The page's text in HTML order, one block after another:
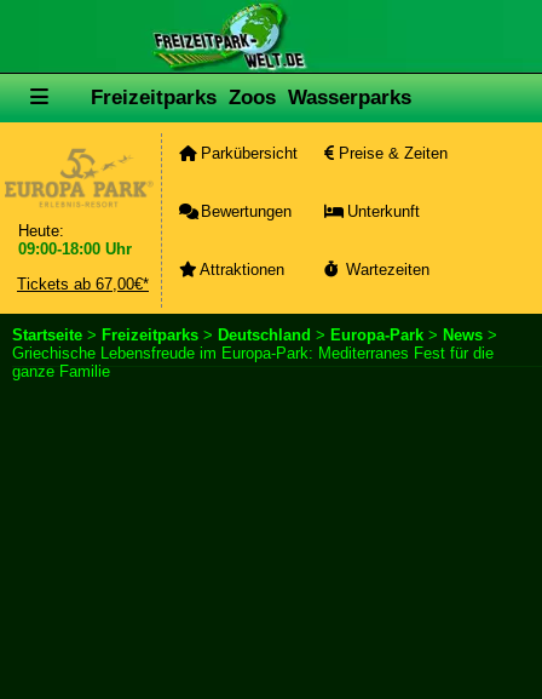
Freizeitparks Zoos Wasserparks
Heute:
09:00-18:00 Uhr
Tickets ab 67,00€*
Parkübersicht Preise & Zeiten
Bewertungen Unterkunft
Attraktionen Wartezeiten
Startseite > Freizeitparks > Deutschland > Europa-Park > News >
Griechische Lebensfreude im Europa-Park: Mediterranes Fest für die
ganze Familie